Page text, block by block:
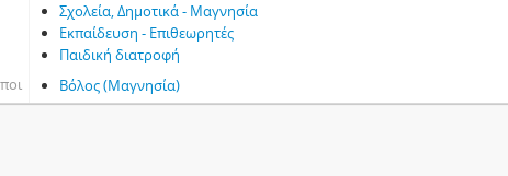
Σχολεία, Δημοτικά - Μαγνησία
Εκπαίδευση - Επιθεωρητές
Παιδική διατροφή
Βόλος (Μαγνησία)